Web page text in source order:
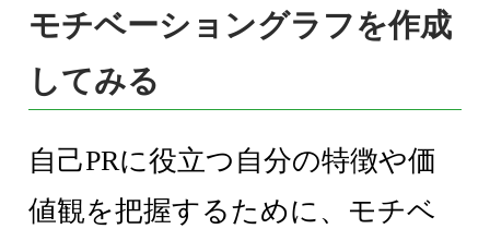
モチベーショングラフを作成
してみる
自己PRに役立つ自分の特徴や価
値観を把握するために、モチベ